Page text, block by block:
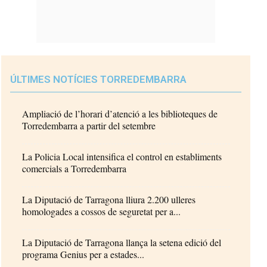
ÚLTIMES NOTÍCIES TORREDEMBARRA
Ampliació de l’horari d’atenció a les biblioteques de
Torredembarra a partir del setembre
La Policia Local intensifica el control en establiments
comercials a Torredembarra
La Diputació de Tarragona lliura 2.200 ulleres
homologades a cossos de seguretat per a...
La Diputació de Tarragona llança la setena edició del
programa Genius per a estades...